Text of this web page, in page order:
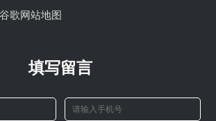
谷歌网站地图
填写留言